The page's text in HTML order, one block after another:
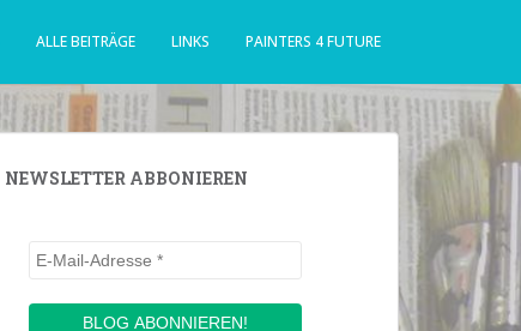
ALLE BEITRÄGE LINKS PAINTERS 4 FUTURE
NEWSLETTER ABBONIEREN